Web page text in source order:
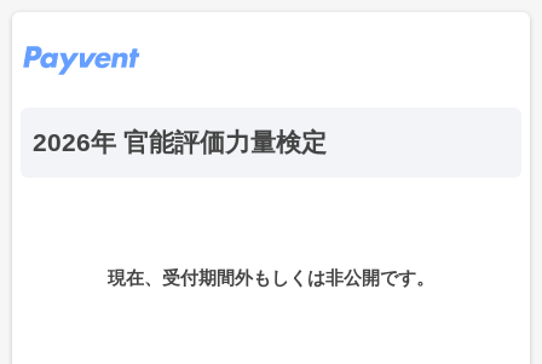
2026年 官能評価力量検定
現在、受付期間外もしくは非公開です。